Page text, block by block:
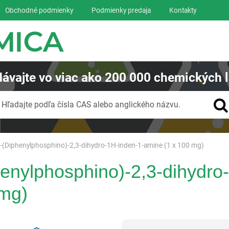
(Diphenylphosphino)-2,3-dihydro-1H-inden-1-amine (1 x 100 mg)
2,3-
Obchodné podmienky Podmienky predaja Kontakty
vo viac ako200 000 chemických
Hľadajte podľa čísla CAS alebo anglického názvu.